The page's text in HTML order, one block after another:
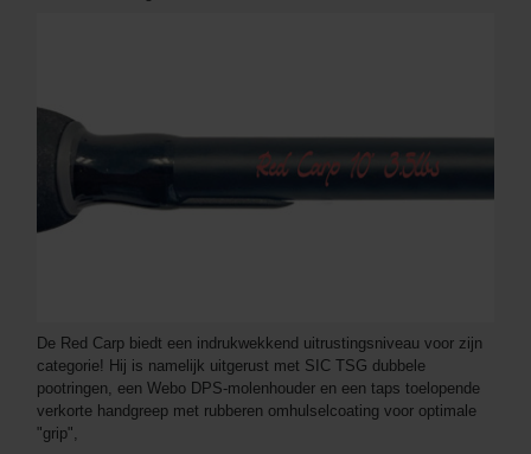
De Red Carp biedt een indrukwekkend uitrustingsniveau voor zijn
categorie! Hij is namelijk uitgerust met SIC TSG dubbele
pootringen, een Webo DPS-molenhouder en een taps toelopende
verkorte handgreep met rubberen omhulselcoating voor optimale
"grip",